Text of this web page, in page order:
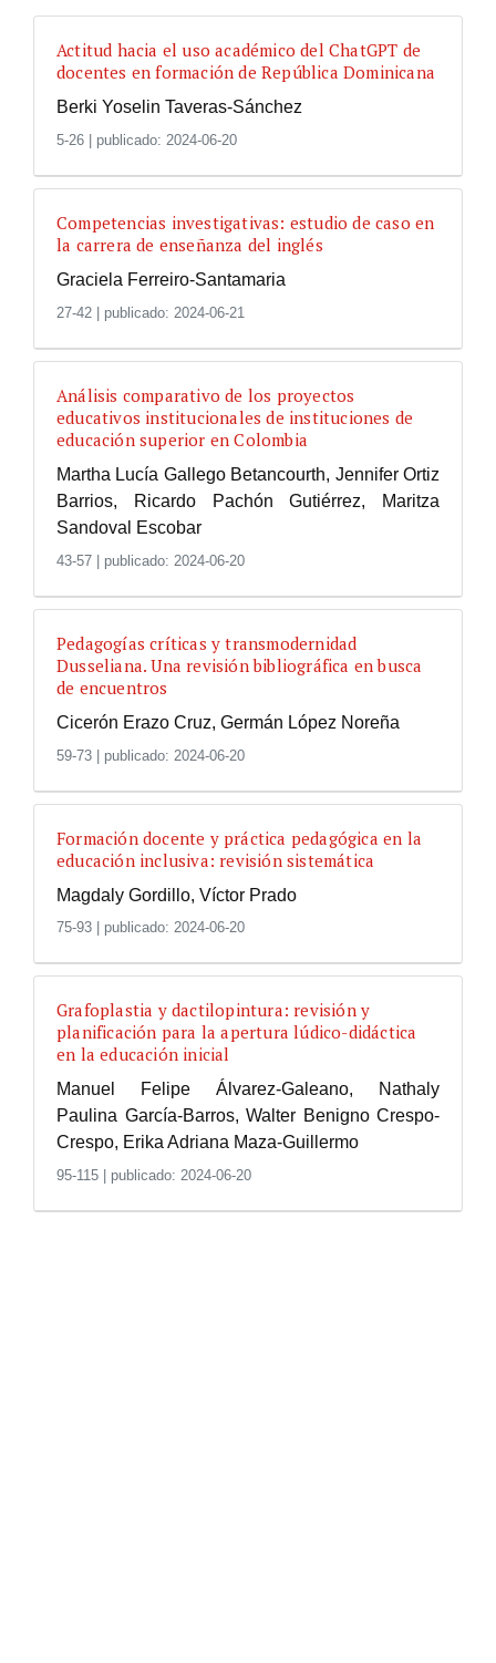
Actitud hacia el uso académico del ChatGPT de
docentes en formación de República Dominicana
Berki Yoselin Taveras-Sánchez
5-26 publicado: 2024-06-20
Competencias investigativas: estudio de caso en
la carrera de enseñanza del inglés
Graciela Ferreiro-Santamaria
27-42 publicado: 2024-06-21
Análisis comparativo de los proyectos
educativos institucionales de instituciones de
educación superior en Colombia
Martha Lucía Gallego Betancourth, Jennifer Ortiz
Barrios, Ricardo Pachón Gutiérrez, Maritza
Sandoval Escobar
43-57 | publicado: 2024-06-20
Pedagogías críticas y transmodernidad
Dusseliana. Una revisión bibliográfica en busca
de encuentros
Cicerón Erazo Cruz, Germán López Noreña
59-73 | publicado: 2024-06-20
Formación docente y práctica pedagógica en la
educación inclusiva: revisión sistemática
Magdaly Gordillo, Víctor Prado
75-93 publicado: 2024-06-20
Grafoplastia y dactilopintura: revisión y
planificación para la apertura lúdico-didáctica
en la educación inicial
Manuel Felipe Álvarez-Galeano, Nathaly
Paulina García-Barros, Walter Benigno Crespo-
Crespo, Erika Adriana Maza-Guillermo
95-115 publicado: 2024-06-20